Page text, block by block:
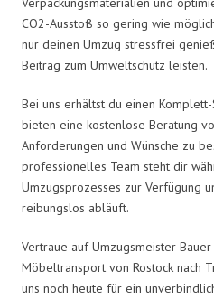
CO2-Ausstoß so gering wie
nur deinen Umzug stressfrei
Beitrag zum Umweltschutz leisten.
Bei uns erhältst du einen
bieten eine kostenlose Beratung
Anforderungen und Wünsche zu
professionelles Team steht dir
Umzugsprozesses zur Verfügung
reibungslos abläuft.
Vertraue auf Umzugsmeister
Möbeltransport von Rostock nach
uns noch heute für ein